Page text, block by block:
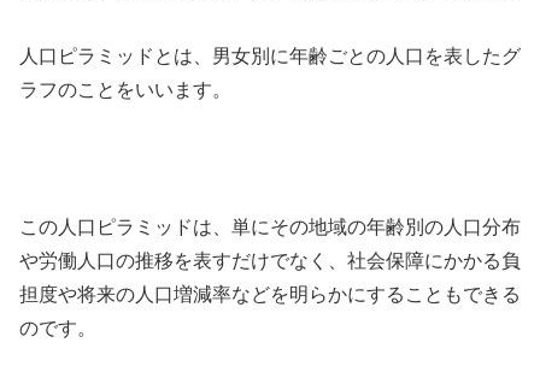
人口ピラミッドとは、男女別に年齢ごとの人口を表したグ
ラフのことをいいます。
この人口ピラミッドは、単にその地域の年齢別の人口分布
や労働人口の推移を表すだけでなく、社会保障にかかる負
担度や将来の人口増減率などを明らかにすることもできる
のです。